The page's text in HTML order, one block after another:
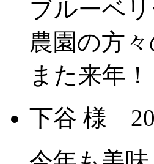
ブルーベ
農園の方
また来年！
下谷 様